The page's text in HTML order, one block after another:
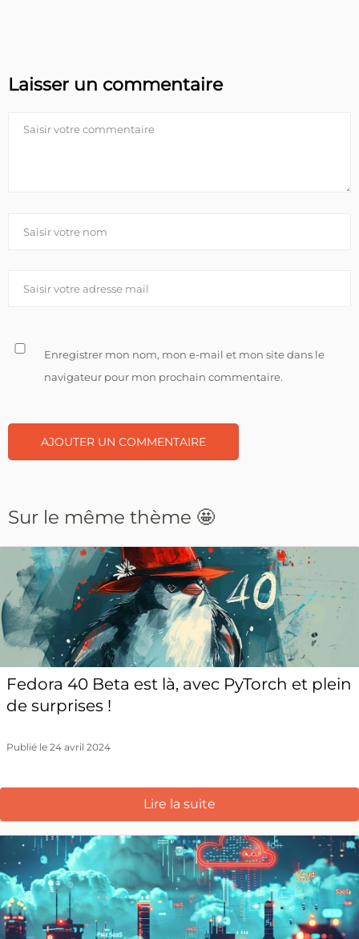
Laisser un commentaire
Enregistrer mon nom, mon e-mail et mon site dans le
navigateur pour mon prochain commentaire.
Sur le même thème 🤩
Fedora 40 Beta est là, avec PyTorch et plein
de surprises !
Publié le 24 avril 2024
Lire la suite